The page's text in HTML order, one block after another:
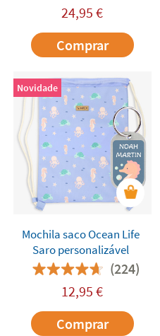
24,95 €
Comprar
Novidade
Mochila saco Ocean Life
Saro personalizável
(224)
12,95 €
Comprar